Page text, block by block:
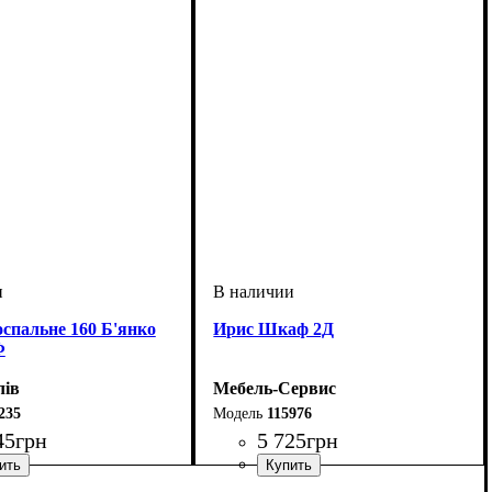
160 Б'янко
грн
Ирис Шкаф 2Д
Мебель-Сервис
115976
5 725грн